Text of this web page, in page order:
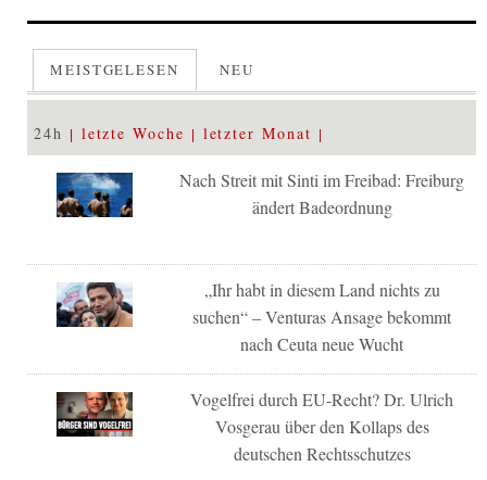
MEISTGELESEN NEU
24h letzte Woche letzter Monat
Nach Streit mit Sinti im Freibad: Freiburg
ändert Badeordnung
„Ihr habt in diesem Land nichts zu
suchen“ – Venturas Ansage bekommt
nach Ceuta neue Wucht
Vogelfrei durch EU-Recht? Dr. Ulrich
Vosgerau über den Kollaps des
deutschen Rechtsschutzes